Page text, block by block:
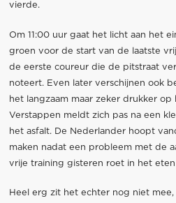
vierde.
Om 11:00 uur gaat het licht aan het
groen voor de start van de laatste
de eerste coureur die de pitstraat
noteert. Even later verschijnen ook
het langzaam maar zeker drukker
Verstappen meldt zich pas na een
het asfalt. De Nederlander hoopt
maken nadat een probleem met de
vrije training gisteren roet in het
Heel erg zit het echter nog niet mee,